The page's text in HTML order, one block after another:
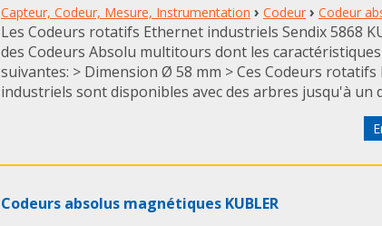
Capteur, Codeur, Mesure, Instrumentation › Codeur › Codeur
Les Codeurs rotatifs Ethernet industriels Sendix 5868
des Codeurs Absolu multitours dont les
suivantes: > Dimension Ø 58 mm > Ces Codeurs
industriels sont disponibles avec des arbres jusqu'à un
Codeurs absolus magnétiques KUBLER